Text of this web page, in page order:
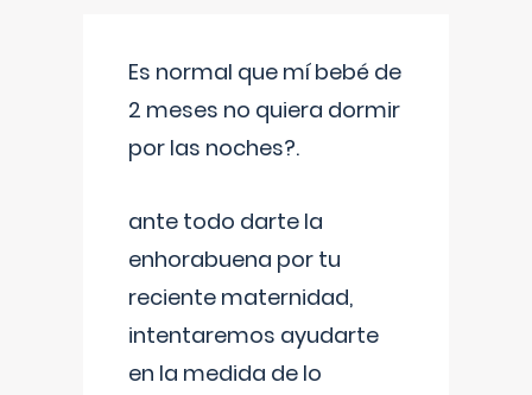
Es normal que mí bebé de
2 meses no quiera dormir
por las noches?.
ante todo darte la
enhorabuena por tu
reciente maternidad,
intentaremos ayudarte
en la medida de lo